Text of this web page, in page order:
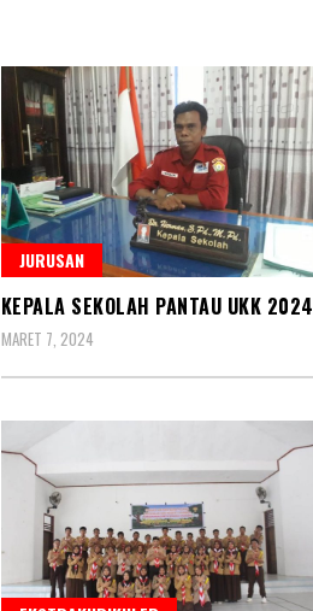
JURUSAN
KEPALA SEKOLAH PANTAU UKK 2024
MARET 7, 2024